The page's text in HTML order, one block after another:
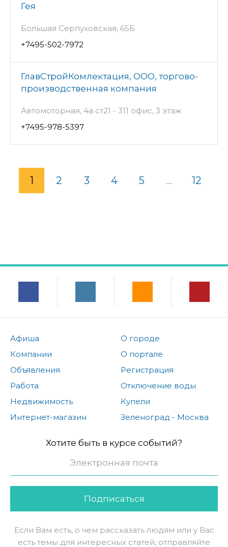
Гея
Большая Серпуховская, 65Б
+7495-502-7972
ГлавСтройКомлектация, ООО, торгово-
производственная компания
Автомоторная, 4а ст21 - 311 офис, 3 этаж
+7495-978-5397
1 2 3 4 5 ... 12
Афиша
Компании
Объявления
Работа
Недвижимость
Интернет-магазин
О городе
О портале
Регистрация
Отключение воды
Купели
Зеленоград - Москва
Хотите быть в курсе событий?
Подписаться
Если Вам есть, о чем рассказать людям или у Вас
есть темы для интересных статей, отправляйте